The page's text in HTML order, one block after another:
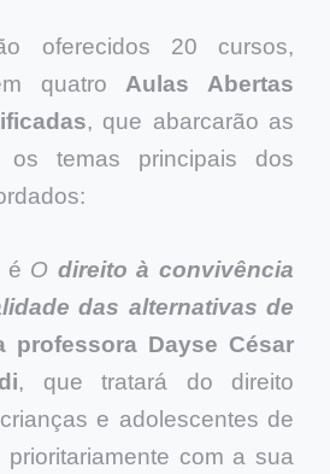
oferecidos 20 cursos,
quatro Aulas Abertas
, que abarcarão as
temas principais dos
é O direito à convivência
das alternativas de
professora Dayse César
, que tratará do direito
e adolescentes de
com a sua